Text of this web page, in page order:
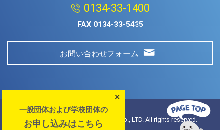
0134-33-1400
FAX 0134-33-5435
お問い合わせフォーム
© Copyright 2026 Otaru Aquarium.Co., LTD. All rights reserved.
×
一般団体および学校団体の
お申し込みはこちら